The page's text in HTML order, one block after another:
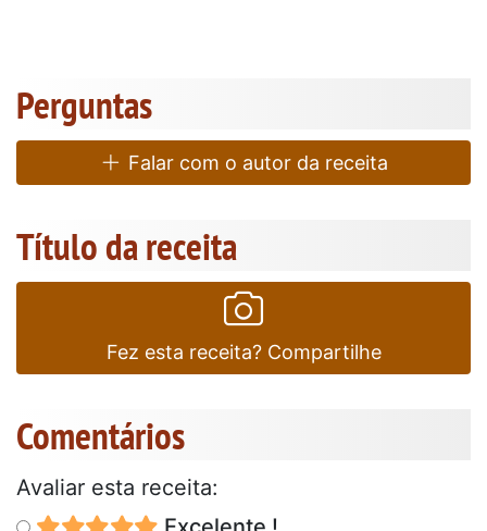
Perguntas
Falar com o autor da receita
Título da receita
Fez esta receita? Compartilhe
Comentários
Avaliar esta receita: